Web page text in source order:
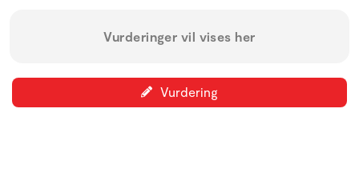
Vurderinger vil vises her
Vurdering